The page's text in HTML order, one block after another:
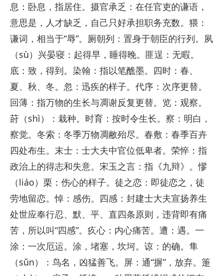
息：卧息，指居住。摄官承乏：在任官吏的谦语，
意思是，人才缺乏，自己只好承担职务充数。猥：
谦词，相当于“辱”。厕朝列：置身于朝臣的行列。夙
（sù）兴晏寝：起得早，睡得晚。匪逞：无暇。
底：致，得到。染翰：指以笔醮墨。四时：春、
夏、秋、冬。忽：迅疾的样子。代序：次序更替。
回薄：指万物的生长与凋谢反复更替。览：观察。
莳（shì）：栽种。时育：按时令生长。察：明白，
察觉。冬索：冬季万物凋敝殆尽。春敷：春季百卉
四处布生。末士：士大夫中官位低卑者。荣悴：指
政治上的得志和失意。宋玉之言：指《九辩》。憀
（liáo）栗：伤心的样子。徒之恋：即徒恋之，徒
劳地留恋。悼：感伤。四感：封建士大夫宣扬养生
处世应奉行忍、默、平、直四条原则，违背即有痛
苦，所以叫“四感”。疚心：内心痛苦。遭：遇。一
涂：一次厄运。涂，堵塞，坎坷。谅：的确。隼
（sǔn）：鸟名，凶猛善飞。屏：通“摒”，放弃。箑